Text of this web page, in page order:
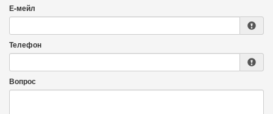
Е-мейл
Телефон
Вопрос